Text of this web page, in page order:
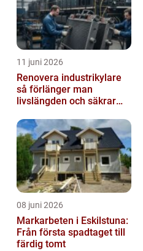
11 juni 2026
Renovera industrikylare
så förlänger man
livslängden och säkrar
08 juni 2026
Markarbeten i Eskilstuna:
Från första spadtaget till
färdig tomt